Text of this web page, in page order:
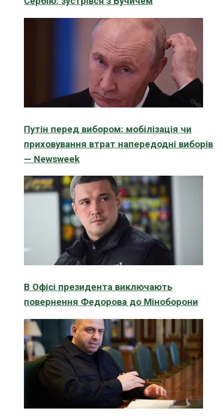
Путін перед вибором: мобілізація чи
приховування втрат напередодні виборів
— Newsweek
В Офісі президента виключають
повернення Федорова до Міноборони